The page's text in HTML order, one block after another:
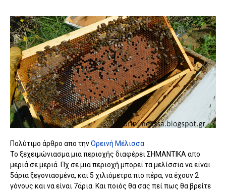
Πολύτιμο άρθρο απο τηνΟρεινή Μέλισσα
Το ξεχειμώνιασμα μια περιοχής διαφέρει ΣΗΜΑΝΤΙΚΑ απο
μεριά σε μεριά. Πχ σε μια περιοχή μπορεί τα μελίσσια να είναι
5άρια ξεγονιασμένα, και 5 χιλιόμετρα πιο πέρα, να έχουν 2
γόνους και να είναι 7άρια. Και ποιός θα σας πεί πως θα βρείτε